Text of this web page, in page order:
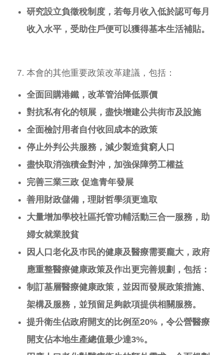
研究設立負徵稅制度，若每月收入低於認可每月
收入水平，受助住戶便可以獲得基本生活補貼。
本會的其他重要政策改革建議，包括：
全面回購港鐵，改革管治降低票價
對抗私有化的領展，盡快增建公共街市及設施
全面檢討用者自付收回成本的政策
停止外判公共服務，減少製造貧窮人口
盡快取消強積金對沖，加強保障勞工權益
完善三業三政 促進青年發展
善用 財政儲備，理財哲學須更進取
大量增加學校社區托管功輔活動三合一服務，助
婦女就業脫貧
因人口老化及巿民的健康及醫療需要龐大，政府
應重整醫療健康政策及作出更完善規劃，包括：
制訂基層醫療健康政策，並因而發展政策措施、
架構及服務，並預留足夠款項提供相關服務。
提升衛生佔政府開支的比例至20% ，令公營醫療
開支佔本地生產總值最少達3%。